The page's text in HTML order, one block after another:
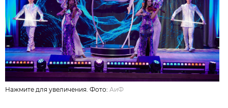
Нажмите для увеличения. Фото: АиФ